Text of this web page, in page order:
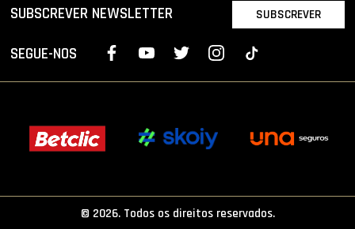
SUBSCREVER NEWSLETTER SUBSCREVER
SEGUE-NOS
© 2026. Todos os direitos reservados.